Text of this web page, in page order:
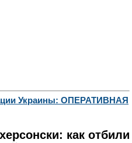
Украины: ОПЕРАТИВНАЯ
как отбили